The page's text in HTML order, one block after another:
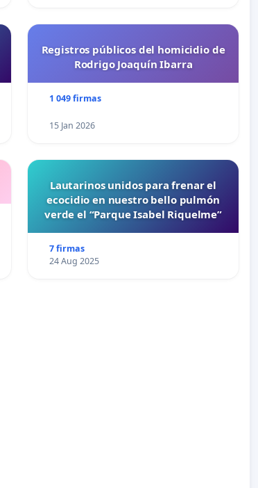
Registros públicos del homicidio de
Rodrigo Joaquín Ibarra
1 049 firmas
15 Jan 2026
Lautarinos unidos para frenar el
ecocidio en nuestro bello pulmón
verde el “Parque Isabel Riquelme”
7 firmas
24 Aug 2025